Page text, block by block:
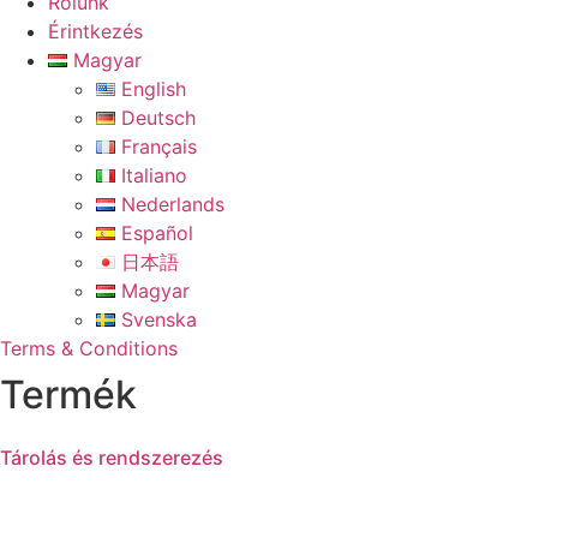
Érintkezés
Magyar
English
Deutsch
Français
Italiano
Nederlands
Español
日本語
Magyar
Svenska
Terms & Conditions
Termék
Tárolás és rendszerezés